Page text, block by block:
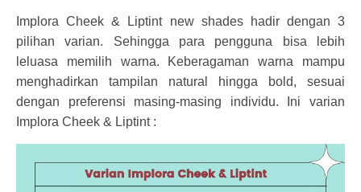
Implora Cheek & Liptint new shades hadir dengan 3
pilihan varian. Sehingga para pengguna bisa lebih
leluasa memilih warna. Keberagaman warna mampu
menghadirkan tampilan natural hingga bold, sesuai
dengan preferensi masing-masing individu. Ini varian
Implora Cheek & Liptint :